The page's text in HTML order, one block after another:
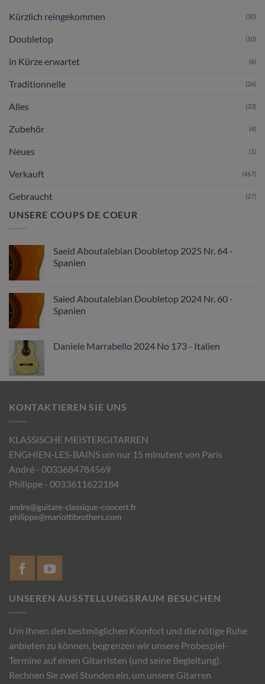
Kürzlich reingekommen (30)
Doubletop (10)
in Kürze erwartet (6)
Traditionnelle (26)
Alles (33)
Zubehör (4)
Neues (1)
Verkauft (467)
Gebraucht (27)
UNSERE COUPS DE COEUR
Saeid Aboutalebian Doubletop 2025 Nr. 64 -
Spanien
Saied Aboutalebian Doubletop 2024 Nr. 60 -
Spanien
Daniele Marrabello 2024 No 173 - Italien
KONTAKTIEREN SIE UNS
KLASSISCHE MEISTERGITARREN
ENGHIEN-LES-BAINS um nur 15 minutent von Paris
André - 0033684784569
Philippe - 0033611622184
UNSEREN AUSSTELLUNGSRAUM BESUCHEN
Um Ihnen den bestmöglichen Komfort und die nötige Ruhe
anbieten zu können, begrenzen wir unsere Probespiel-
Termine auf einen Gitarristen (und seine Begleitung).
Rechnen Sie zwei Stunden ein, um unsere Gitarren